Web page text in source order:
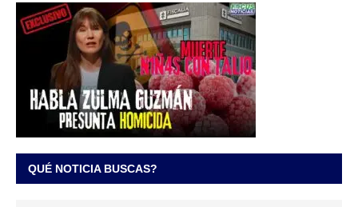
QUÉ NOTICIA BUSCAS?